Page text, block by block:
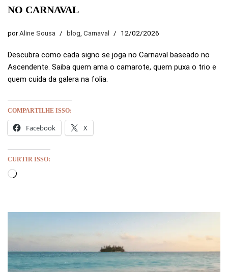
NO CARNAVAL
porAline Sousa blog, Carnaval 12/02/2026
Descubra como cada signo se joga no Carnaval baseado no
Ascendente. Saiba quem ama o camarote, quem puxa o trio e
quem cuida da galera na folia.
COMPARTILHE ISSO:
Facebook X
CURTIR ISSO: